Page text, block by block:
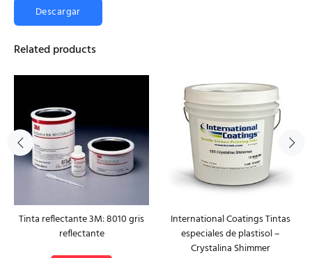
Descargar
Related products
Tinta reflectante 3M: 8010 gris
reflectante
International Coatings Tintas
especiales de plastisol –
Crystalina Shimmer